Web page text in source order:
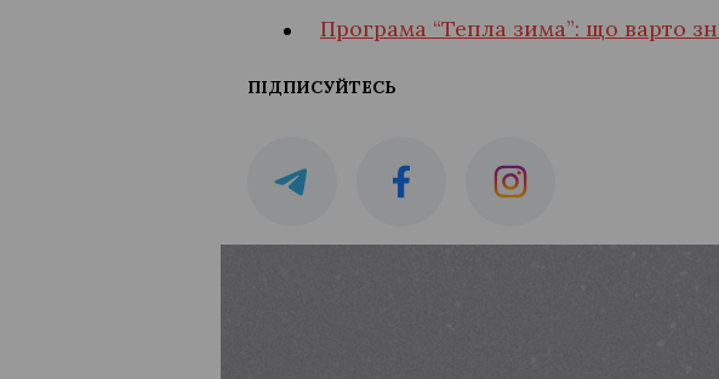
Програма “Тепла зима”: що варто
ПІДПИСУЙТЕСЬ
Яблучний Спас: